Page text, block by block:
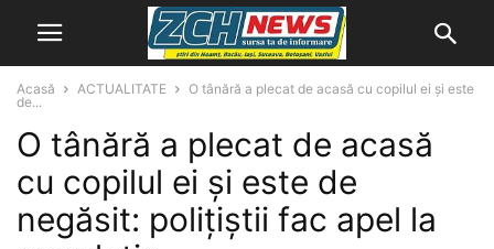
Acasă ACTUALITATE
O tânără a plecat de acasă cu copilul ei și este
de...
O tânără a plecat de acasă
cu copilul ei și este de
negăsit: polițiștii fac apel la